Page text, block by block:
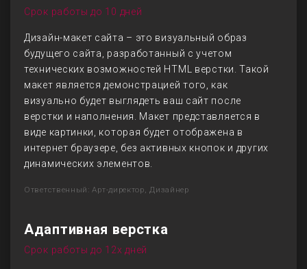
Срок работы до 10 дней
Дизайн-макет сайта – это визуальный образ
будущего сайта, разработанный с учетом
технических возможностей HTML верстки. Такой
макет является демонстрацией того, как
визуально будет выглядеть ваш сайт после
верстки и наполнения. Макет представляется в
виде картинки, которая будет отображена в
интернет браузере, без активных кнопок и других
динамических элементов.
Ответственный: Арт-директор, Дизайнер
Адаптивная верстка
Срок работы до 12х дней